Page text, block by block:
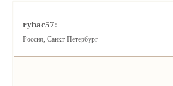
rybac57:
Россия, Санкт-Петербург